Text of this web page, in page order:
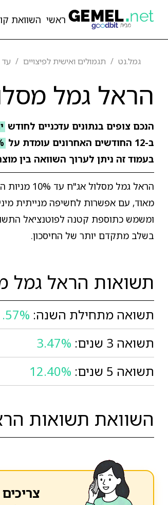
ראשי השוואת
גמל.נט תגמולים ואישית לפיצויים עד 25% מניות
הראל גמל מסלול
הנכם צופים בנתונים עדכניים לחודש
ב-12 החודשים האחרונים עומדת על
בעמוד זה ניתן לערוך השוואה בין
הראל גמל
ומשמש כתוספת קטנה לפוטנציאל
בשלב מתקדם יותר של החיסכון.
תשואות הראל גמל מסלול
תשואה מתחילת השנה:
תשואה 3 שנים:
3.47%
תשואה 5 שנים:
12.40%
השוואת תשואות הראל גמל מסלול